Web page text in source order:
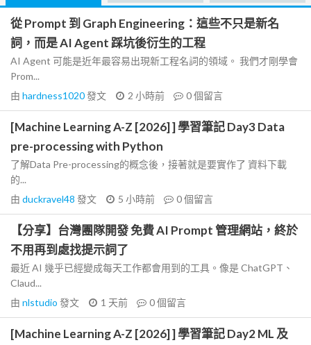
從 Prompt 到 Graph Engineering：這些不只是新名
詞，而是 AI Agent 踩坑後衍生的工程
AI Agent 可能是近年最容易出現新工程名詞的領域。 我們才剛學會
Prom...
由 hardness1020發文 2 小時前 0個留言
[Machine Learning A-Z [2026] ] 學習筆記 Day3 Data
pre-processing with Python
了解Data Pre-processing的概念後，接著就是要實作了 資料下載
的...
由 duckravel48 發文 5 小時前 0個留言
【分享】台灣團隊開發 免費 AI Prompt 管理網站，終於
不用再到處找提示詞了
最近 AI 幾乎已經變成每天工作都會用到的工具。像是 ChatGPT、
Claud...
由 nlstudio 發文 1 天前 0個留言
[Machine Learning A-Z [2026] ] 學習筆記 Day2 ML 及